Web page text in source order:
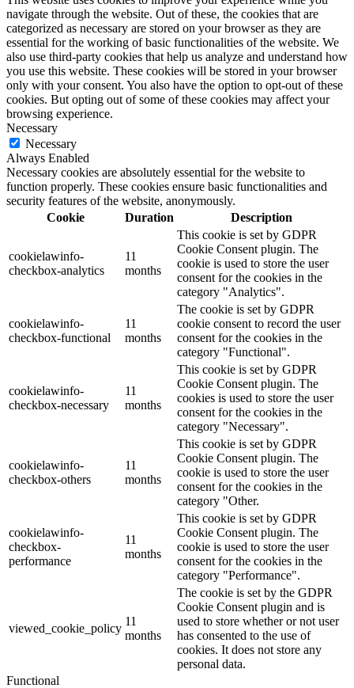
navigate through the website. Out of these, the cookies that are
categorized as necessary are stored on your browser as they are
essential for the working of basic functionalities of the website. We
also use third-party cookies that help us analyze and understand how
you use this website. These cookies will be stored in your browser
only with your consent. You also have the option to opt-out of these
cookies. But opting out of some of these cookies may affect your
browsing experience.
Necessary
Necessary
Always Enabled
Necessary cookies are absolutely essential for the website to
function properly. These cookies ensure basic functionalities and
security features of the website, anonymously.
Cookie
Duration Description
cookielawinfo-
checkbox-analytics
11
months
This cookie is set by GDPR
Cookie Consent plugin. The
cookie is used to store the user
consent for the cookies in the
category "Analytics".
cookielawinfo-
checkbox-functional
11
months
The cookie is set by GDPR
cookie consent to record the user
consent for the cookies in the
category "Functional".
cookielawinfo-
checkbox-necessary
11
months
This cookie is set by GDPR
Cookie Consent plugin. The
cookies is used to store the user
consent for the cookies in the
category "Necessary".
cookielawinfo-
checkbox-others
11
months
This cookie is set by GDPR
Cookie Consent plugin. The
cookie is used to store the user
consent for the cookies in the
category "Other.
cookielawinfo-
checkbox-
performance
11
months
This cookie is set by GDPR
Cookie Consent plugin. The
cookie is used to store the user
consent for the cookies in the
category "Performance".
viewed_cookie_policy
11
months
The cookie is set by the GDPR
Cookie Consent plugin and is
used to store whether or not user
has consented to the use of
cookies. It does not store any
personal data.
Functional